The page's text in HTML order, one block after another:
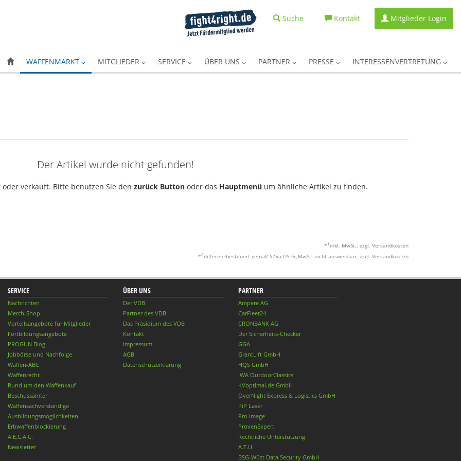
Suche Kontakt Mitglieder Login
WAFFENMARKT MITGLIEDER SERVICE ÜBER UNS PARTNER PRESSE INTERESSENVERTRETUNG
Der Artikel wurde nicht gefunden!
verkauft. Bitte benutzen Sie den zurück Button oder das Hauptmenü um ähnliche Artikel zu finden.
* 1 inkl. MwSt.; zzgl. Versandkosten
*2differenzbesteuert gemäß §25a UStG.;MwSt. nicht ausweisbar; zzgl. Versandkosten
SERVICE
Nachrichten
Merch-Shop
Vorteilsangebote für Mitglieder
Fortbildungsangebote
PROGUN Blog
Jobbörse und Nachfolge
Waffen-ABC
Waffenrecht
Rund um den Waffenkauf
Beschussämter
Waffensachverständige
Ausbildungsmöglichkeiten
Erbwaffenblockierung
A.E.C.A.C.
Newsletter
ÜBER UNS
Der VDB
Partner des VDB
Das Präsidium des VDB
Kontakt
Impressum
AGB
Datenschutzerklärung
PARTNER
Ampere AG
CarFleet24
CRONBANK AG
Der Sicherheits-Checker
GGA
GrantLift GmbH
HQS GmbH
IWA OutdoorClassics
KVoptimal.de GmbH
OverNight Express & Logistics GmbH
PiP Laser
Pro Image
ProvenExpert
Rechtliche Unterstützung
A.T.U.
BSG-Wüst Data Security GmbH